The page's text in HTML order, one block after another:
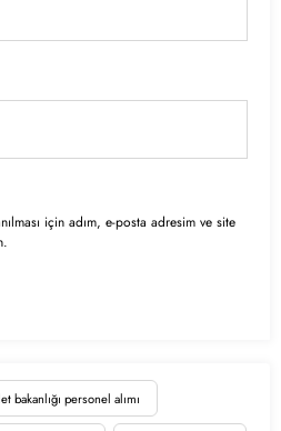
bakanlığı personel alımı
için adım, e-posta adresim ve site